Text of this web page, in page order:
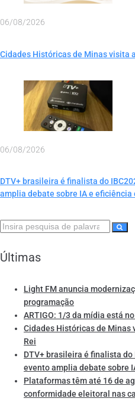
06/08/2026
Cidades Históricas de Minas visita
06/08/2026
DTV+ brasileira é finalista do
amplia debate sobre IA e eficiência
Últimas
Light FM anuncia
programação
ARTIGO: 1/3 da mídia está
Cidades Históricas de Minas
Rei
DTV+ brasileira é finalista
evento amplia debate sobre
Plataformas têm até 16 de
conformidade eleitoral nas